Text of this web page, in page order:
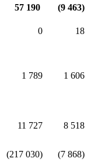
57 190
(9 463)
0
18
1 789 1 606
11 727 8 518
(217 030)
(7 868)